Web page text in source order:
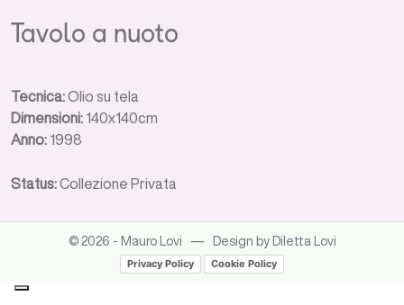
Tavolo a nuoto
Tecnica:Olio su tela
Dimensioni: 140x140cm
Anno: 1998
Status:Collezione Privata
© 2026 - Mauro Lovi —
Design by Diletta Lovi
Privacy Policy
Cookie Policy